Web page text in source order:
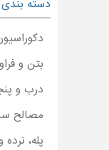
دسته
بتن و
درب و
مصالح
پله،